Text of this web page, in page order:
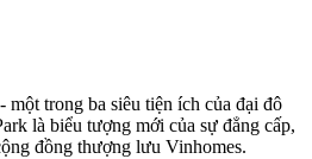
trong ba siêu tiện ích của đại đô
là biểu tượng mới của sự đẳng cấp,
đồng thượng lưu Vinhomes.